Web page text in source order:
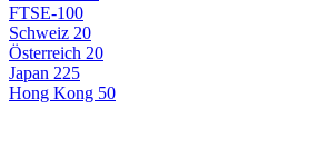
FTSE-100
Schweiz 20
Österreich 20
Japan 225
Hong Kong 50